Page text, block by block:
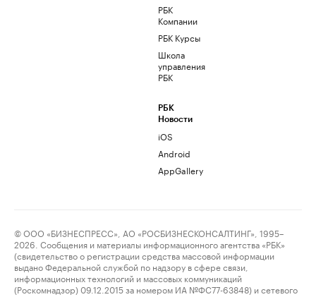
РБК
Компании
РБК Курсы
Школа
управления
РБК
РБК
Новости
iOS
Android
AppGallery
© ООО «БИЗНЕСПРЕСС», АО «РОСБИЗНЕСКОНСАЛТИНГ», 1995–
2026. Сообщения и материалы информационного агентства «РБК»
(свидетельство о регистрации средства массовой информации
выдано Федеральной службой по надзору в сфере связи,
информационных технологий и массовых коммуникаций
(Роскомнадзор) 09.12.2015 за номером ИА №ФС77-63848) и сетевого